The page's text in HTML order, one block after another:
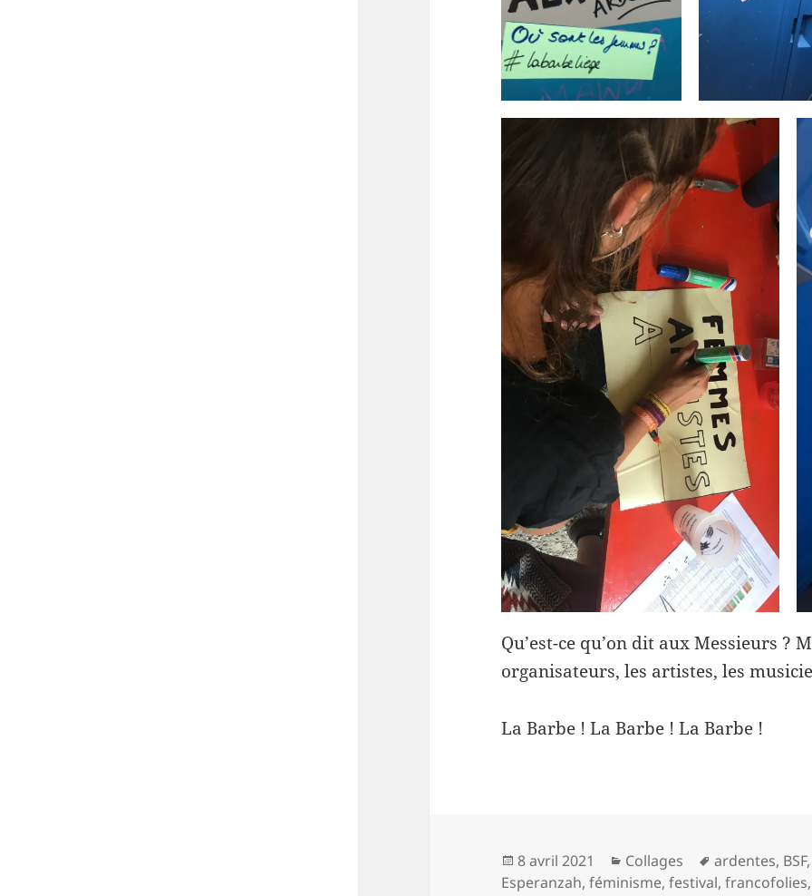
Qu’est-ce qu’on dit aux Messieurs ?
organisateurs, les artistes, les
La Barbe ! La Barbe ! La Barbe !
Publié
le
8 avril 2021 Catégories
Collages
Mots-
clés
ardentes, BSF
Esperanzah,féminisme,festival,francofolies